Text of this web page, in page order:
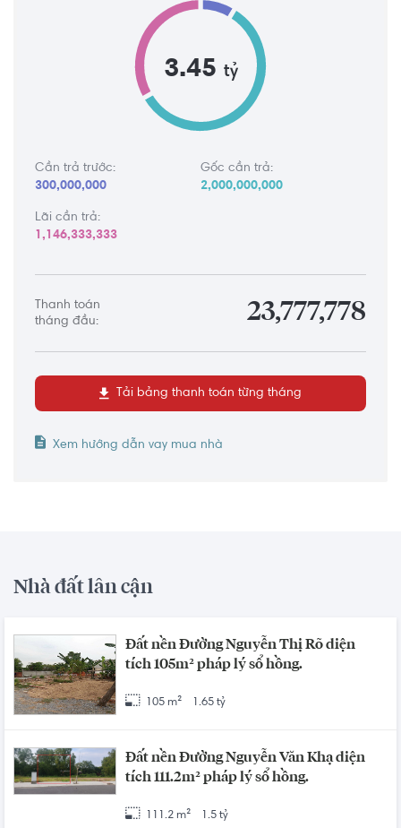
3.45 tỷ
Cần trả trước:
300,000,000
Gốc cần trả:
2,000,000,000
Lãi cần trả:
1,146,333,333
Thanh toán
tháng đầu:
23,777,778
Tải bảng thanh toán từng tháng
Xem hướng dẫn vay mua nhà
Nhà đất lân cận
Đất nền Đường Nguyễn Thị Rõ diện
tích 105m² pháp lý sổ hồng.
105 m² 1.65 tỷ
Đất nền Đường Nguyễn Văn Khạ diện
tích 111.2m² pháp lý sổ hồng.
111.2 m² 1.5 tỷ